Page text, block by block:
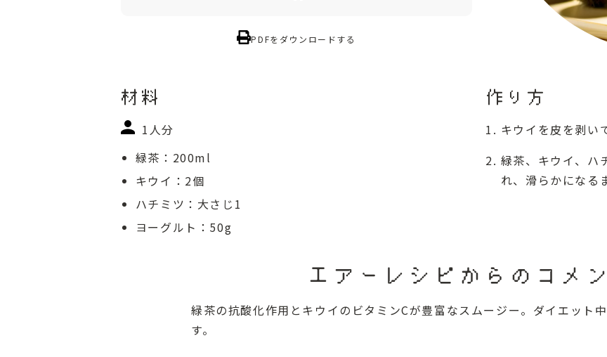
PDFをダウンロードする
材料
1人分
緑茶：200ml
キウイ：2個
ハチミツ：大さじ1
ヨーグルト：50g
作り方
キウイを皮を剥い
緑茶、キウイ、ハ
れ、滑らかになる
エアーレシピからのコメ
緑茶の抗酸化作用とキウイのビタミンCが豊富なスムージー。ダイエット
す。